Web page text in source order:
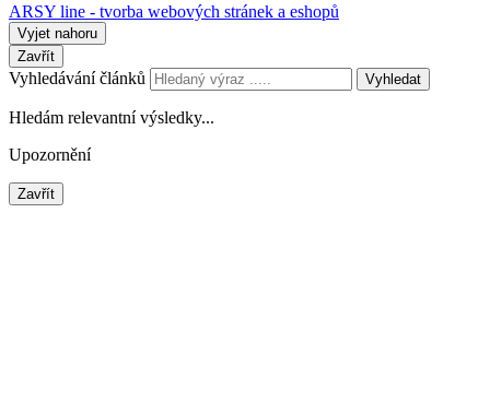
ARSY line - tvorba webových stránek a eshopů
Vyjet nahoru
Zavřít
Vyhledávání článků Vyhledat
Hledám relevantní výsledky...
Upozornění
Zavřít